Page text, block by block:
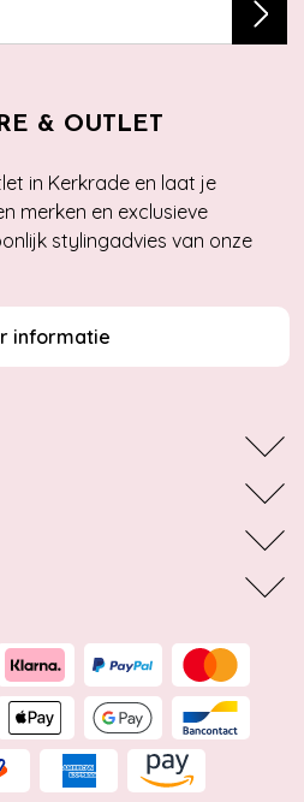
& OUTLET
in Kerkrade en laat je
merken en exclusieve
stylingadvies van onze
informatie